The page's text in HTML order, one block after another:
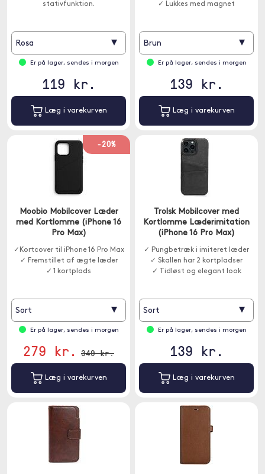
stativfunktion.
Rosa ▾
Er på lager, sendes i morgen
119 kr.
Læg i varekurven
✓ Lukkes med magnet
Brun ▾
Er på lager, sendes i morgen
139 kr.
Læg i varekurven
-20%
Moobio Mobilcover Læder
med Kortlomme (iPhone 16
Pro Max)
✓Kortcover til iPhone 16 Pro Max
✓ Fremstillet af ægte læder
✓ 1 kortplads
Sort ▾
Er på lager, sendes i morgen
279 kr. 349 kr.
Læg i varekurven
Trolsk Mobilcover med
Kortlomme Læderimitation
(iPhone 16 Pro Max)
✓ Pungbetræk i imiteret læder
✓ Skallen har 2 kortpladser
✓ Tidløst og elegant look
Sort ▾
Er på lager, sendes i morgen
139 kr.
Læg i varekurven